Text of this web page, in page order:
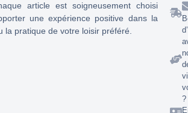
article est soigneusement choisi
une expérience positive dans la
la pratique de votre loisir préféré.
?